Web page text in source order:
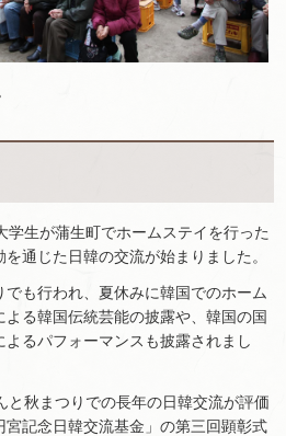
生が蒲生町でホームステイを行った
通じた日韓の交流が始まりました。
も行われ、夏休みに韓国でのホーム
る韓国伝統芸能の披露や、韓国の国
るパフォーマンスも披露されまし
と秋まつりでの長年の日韓交流が評価
記念日韓交流基金」の第三回顕彰式